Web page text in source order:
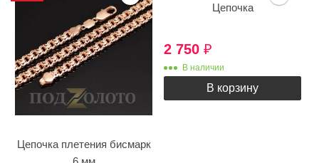
Цепочка плетения бисмарк
Цепочка
2 750 ₽
В наличии
В корзину